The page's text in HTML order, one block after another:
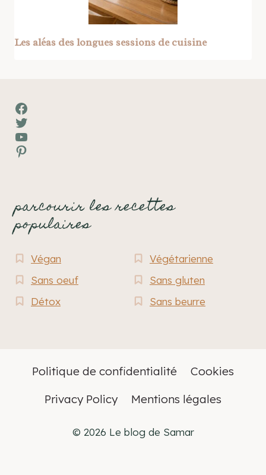
Les aléas des longues sessions de cuisine
Facebook
Twitter
YouTube
Pinterest
parcourir les recettes
populaires
Végan
Végétarienne
Sans oeuf
Sans gluten
Détox
Sans beurre
Politique de confidentialité
Cookies
Privacy Policy
Mentions légales
© 2026 Le blog de Samar